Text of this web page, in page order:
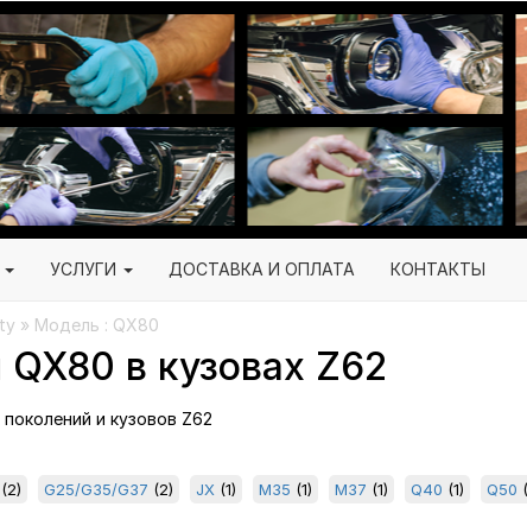
» Модель : QX80
в кузовах Z62
и кузовов Z62
(2) G25/G35/G37 (2) JX (1) M35 (1) M37 (1) Q40 (1) Q50
УСЛУГИ ДОСТАВКА И ОПЛАТА КОНТАКТЫ